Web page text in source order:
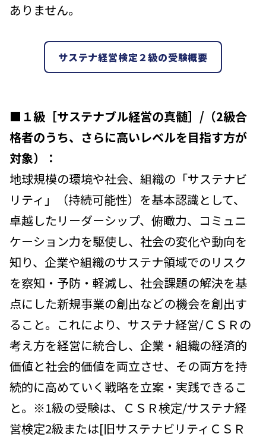
ありません。
サステナ経営検定２級の受験概要
■ １級［サステナブル経営の真髄］/（2級合
格者のうち、さらに高いレベルを目指す方が
対象）：
地球規模の環境や社会、組織の「サステナビ
リティ」（持続可能性）を基本認識として、
卓越したリーダーシップ、俯瞰力、コミュニ
ケーション力を駆使し、社会の変化や動向を
知り、企業や組織のサステナ領域でのリスク
を察知・予防・軽減し、社会課題の解決を基
点にした新規事業の創出などの機会を創出す
ること。これにより、サステナ経営/ＣＳＲの
考え方を経営に統合し、企業・組織の経済的
価値と社会的価値を両立させ、その両方を持
続的に高めていく戦略を立案・実践できるこ
と。※1級の受験は、ＣＳＲ検定/サステナ経
営検定2級または[旧サステナビリティＣＳＲ